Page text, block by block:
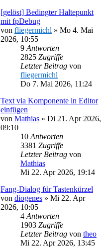
[gelöst] Bedingter Haltepunkt
mit fpDebug
von fliegermichl » Mo 4. Mai
2026, 10:55
9 Antworten
2825 Zugriffe
Letzter Beitrag von
fliegermichl
Do 7. Mai 2026, 11:24
Text via Komponente in Editor
einfügen
von Mathias » Di 21. Apr 2026,
09:10
10 Antworten
3381 Zugriffe
Letzter Beitrag von
Mathias
Mi 22. Apr 2026, 19:14
Fang-Dialog für Tastenkürzel
von diogenes » Mi 22. Apr
2026, 10:05
4 Antworten
1903 Zugriffe
Letzter Beitrag von theo
Mi 22. Apr 2026, 13:45